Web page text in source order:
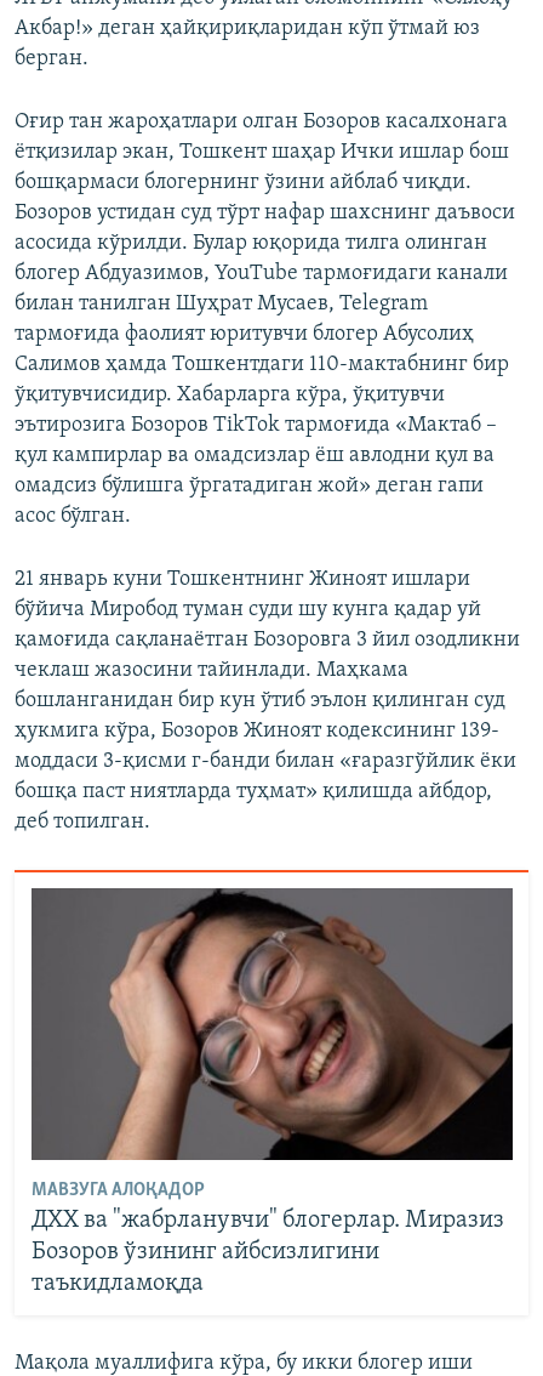
Акбар!» деган ҳайқириқларидан кўп ўтмай юз
берган.
Оғир тан жароҳатлари олган Бозоров касалхонага
ётқизилар экан, Тошкент шаҳар Ички ишлар бош
бошқармаси блогернинг ўзини айблаб чиқди.
Бозоров устидан суд тўрт нафар шахснинг даъвоси
асосида кўрилди. Булар юқорида тилга олинган
блогер Абдуазимов, YouTube тармоғидаги канали
билан танилган Шуҳрат Мусаев, Telegram
тармоғида фаолият юритувчи блогер Абусолиҳ
Салимов ҳамда Тошкентдаги 110-мактабнинг бир
ўқитувчисидир. Хабарларга кўра, ўқитувчи
эътирозига Бозоров TikTok тармоғида «Мактаб –
қул кампирлар ва омадсизлар ёш авлодни қул ва
омадсиз бўлишга ўргатадиган жой» деган гапи
асос бўлган.
21 январь куни Тошкентнинг Жиноят ишлари
бўйича Миробод туман суди шу кунга қадар уй
қамоғида сақланаётган Бозоровга 3 йил озодликни
чеклаш жазосини тайинлади. Маҳкама
бошланганидан бир кун ўтиб эълон қилинган суд
ҳукмига кўра, Бозоров Жиноят кодексининг 139-
моддаси 3-қисми г-банди билан «ғаразгўйлик ёки
бошқа паст ниятларда туҳмат» қилишда айбдор,
деб топилган.
МАВЗУГА АЛОҚАДОР
ДХХ ва "жабрланувчи" блогерлар. Миразиз
Бозоров ўзининг айбсизлигини
таъкидламоқда
Мақола муаллифига кўра, бу икки блогер иши